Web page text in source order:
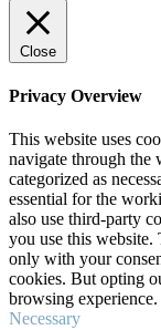
Close
Privacy Overview
This website uses
navigate through the
categorized as
essential for the
also use third-party
you use this
only with your
cookies. But opting
browsing experience.
Necessary